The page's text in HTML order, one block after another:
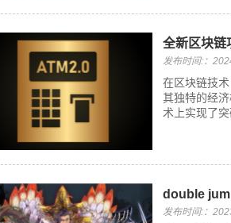
全新区块链
发布时间:：
在区块链技
其独特的经
术上实现了
double
发布时间:：